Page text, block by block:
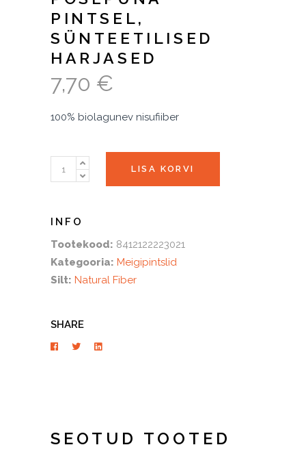
PINTSEL,
SÜNTEETILISED
HARJASED
7,70 €
100% biolagunev nisufiiber
Põsepuna
pintsel,
harjased
LISA KORVI
Tootekood: 8412122223021
Kategooria: Meigipintslid
Silt: Natural Fiber
SHARE
SEOTUD TOOTED